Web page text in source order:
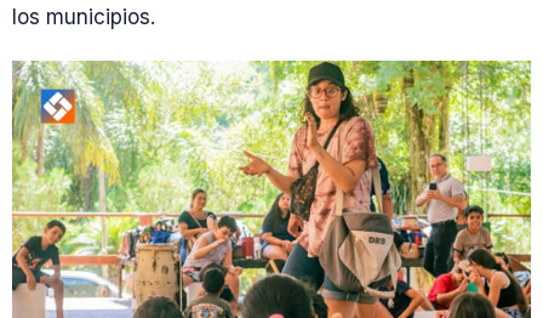
los municipios.